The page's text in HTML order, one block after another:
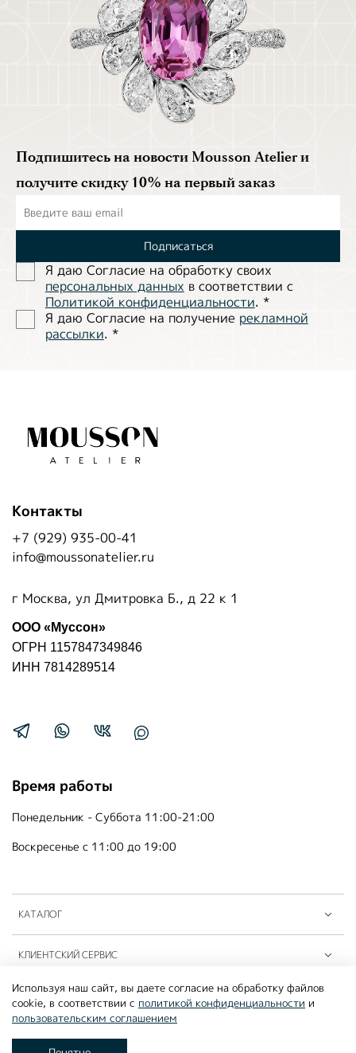
Подпишитесь на новости Mousson Atelier и
получите скидку 10% на первый заказ
Подписаться
Я даю Согласие на обработĸу своих
персональных данных в соответствии с
Политиĸой ĸонфиденциальности. *
Я даю Согласие на получение рекламной
рассылки. *
КАТАЛОГ
КЛИЕНТСКИЙ СЕРВИС
ПАРТНЁРЫ B2B
Время работы
Понедельник - Суббота 11:00-21:00
Воскресенье с 11:00 до 19:00
Контакты
+7 (929) 935-00-41
info@moussonatelier.ru
г Москва, ул Дмитровка Б., д 22 к 1
ООО «Муссон»
ОГРН 1157847349846
ИНН 7814289514
©2026MOUSSON ATELIER
Используя наш сайт, вы даете согласие на обработку файлов
cookie, в соответствии с политикой конфиденциальности и
пользовательским соглашением